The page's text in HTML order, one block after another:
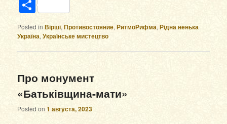
Отправить
Posted in Вірші,Противостояние,РитмоРифма,Рідна ненька
Україна,Українське мистецтво
Про монумент
«Батьківщина-мати»
Posted on1 августа, 2023